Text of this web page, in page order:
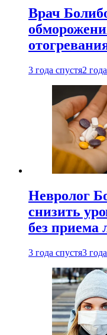
Врач
3 года спустя2
Невролог
снизить
без приема
3 года спустя3